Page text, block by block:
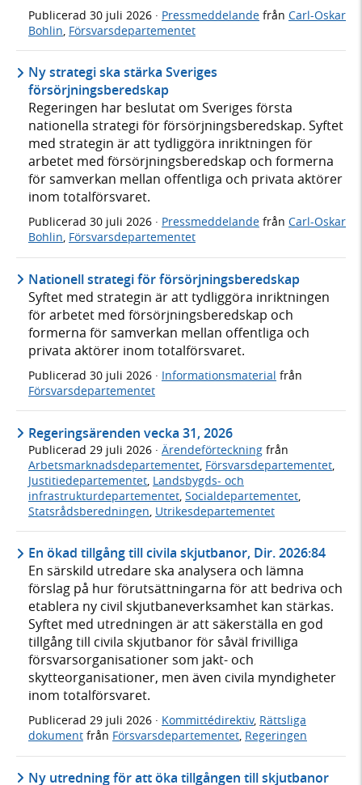
Publicerad 30 juli 2026 · Pressmeddelande från Carl-Oskar
Bohlin, Försvarsdepartementet
Ny strategi ska stärka Sveriges
försörjningsberedskap
Regeringen har beslutat om Sveriges första
nationella strategi för försörjningsberedskap. Syftet
med strategin är att tydliggöra inriktningen för
arbetet med försörjningsberedskap och formerna
för samverkan mellan offentliga och privata aktörer
inom totalförsvaret.
Publicerad 30 juli 2026 · Pressmeddelande från Carl-Oskar
Bohlin, Försvarsdepartementet
Nationell strategi för försörjningsberedskap
Syftet med strategin är att tydliggöra inriktningen
för arbetet med försörjningsberedskap och
formerna för samverkan mellan offentliga och
privata aktörer inom totalförsvaret.
Publicerad 30 juli 2026 · Informationsmaterial från
Försvarsdepartementet
Regeringsärenden vecka 31, 2026
Publicerad 29 juli 2026 · Ärendeförteckning från
Arbetsmarknadsdepartementet Försvarsdepartementet
Justitiedepartementet Landsbygds- och
infrastrukturdepartementet Socialdepartementet
Statsrådsberedningen Utrikesdepartementet
En ökad tillgång till civila skjutbanor, Dir. 2026:84
En särskild utredare ska analysera och lämna
förslag på hur förutsättningarna för att bedriva och
etablera ny civil skjutbaneverksamhet kan stärkas.
Syftet med utredningen är att säkerställa en god
tillgång till civila skjutbanor för såväl frivilliga
försvarsorganisationer som jakt- och
skytteorganisationer, men även civila myndigheter
inom totalförsvaret.
Publicerad 29 juli 2026 · Kommittédirektiv, Rättsliga
dokument från Försvarsdepartementet, Regeringen
Ny utredning för att öka tillgången till skjutbanor